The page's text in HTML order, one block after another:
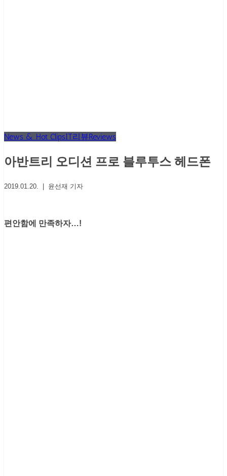
News & Hot ClipsIT리뷰Reviews
아반트리 오디션 프로 블루투스 헤드폰
2019.01.20. | 윤선재 기자
편안함에 만족하자…!